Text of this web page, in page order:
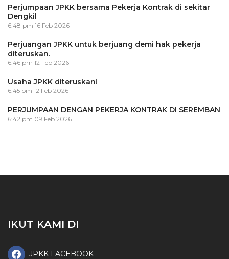
Perjumpaan JPKK bersama Pekerja Kontrak di sekitar
Dengkil
6:48 pm 16 Feb 2026
Perjuangan JPKK untuk berjuang demi hak pekerja
diteruskan.
6:46 pm 12 Feb 2026
Usaha JPKK diteruskan!
6:45 pm 12 Feb 2026
PERJUMPAAN DENGAN PEKERJA KONTRAK DI SEREMBAN
6:42 pm 09 Feb 2026
IKUT KAMI DI
JPKK FACEBOOK